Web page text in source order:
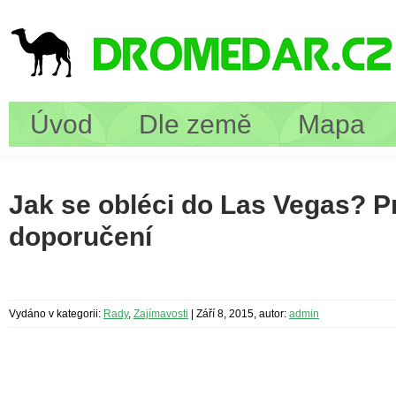
Úvod Dle země Mapa
Jak se obléci do Las Vegas?
doporučení
Vydáno v kategorii: Rady, Zajímavosti Září 8, 2015, autor: admin